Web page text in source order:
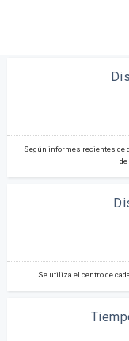
Según informes recientes de
de
Se utiliza el centro de